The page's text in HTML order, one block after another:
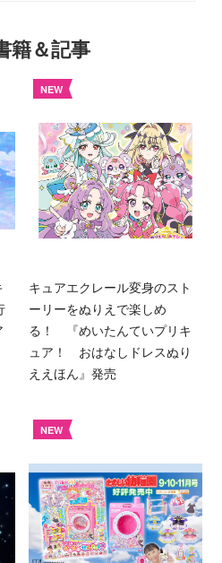
籍＆記事
NEW
キュアエクレール変身のスト
ーリーをぬりえで楽しめ
る！ 『めいたんていプリキ
ュア！ おはなしドレスぬり
ええほん』発売
NEW